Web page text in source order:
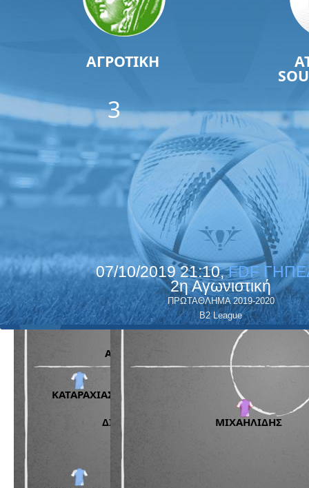
ΑΓΡΟΤΙΚΗ
3
07/10/2019 21:10,FDF
2η Αγωνιστική
ΠΡΩΤΑΘΛΗΜΑ 2019-2020
B2 League